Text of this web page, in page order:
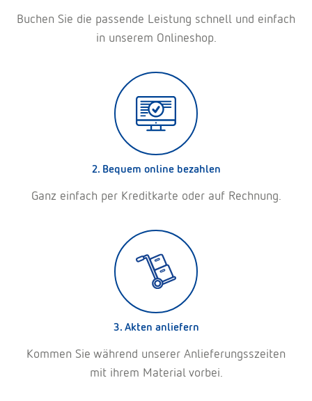
Buchen Sie die passende Leistung schnell und einfach
in unserem Onlineshop.
2. Bequem online bezahlen
Ganz einfach per Kreditkarte oder auf Rechnung.
3. Akten anliefern
Kommen Sie während unserer Anlieferungsszeiten
mit ihrem Material vorbei.